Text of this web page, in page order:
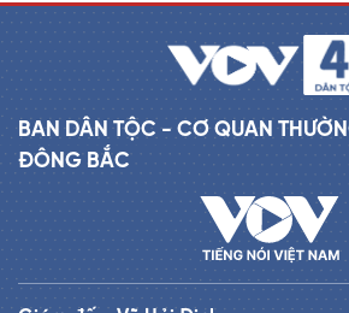
BAN DÂN TỘC - CƠ QUAN
ĐÔNG BẮC